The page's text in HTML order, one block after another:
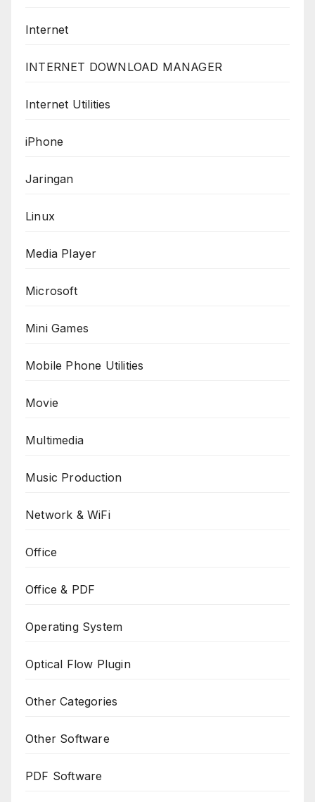
Internet
INTERNET DOWNLOAD MANAGER
Internet Utilities
iPhone
Jaringan
Linux
Media Player
Microsoft
Mini Games
Mobile Phone Utilities
Movie
Multimedia
Music Production
Network & WiFi
Office
Office & PDF
Operating System
Optical Flow Plugin
Other Categories
Other Software
PDF Software